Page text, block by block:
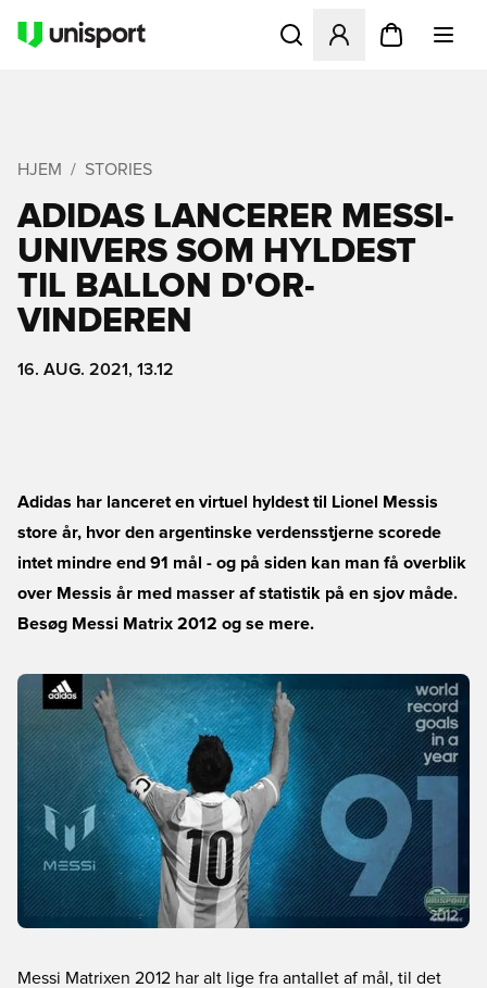
Åbner en Modal til at
HJEM STORIES
ADIDAS LANCERER MESSI-
UNIVERS SOM HYLDEST
TIL BALLON D'OR-
VINDEREN
16. AUG. 2021, 13.12
Adidas har lanceret en virtuel hyldest til Lionel Messis
store år, hvor den argentinske verdensstjerne scorede
intet mindre end 91 mål - og på siden kan man få overblik
over Messis år med masser af statistik på en sjov måde.
Besøg Messi Matrix 2012 og se mere.
Messi Matrixen 2012 har alt lige fra antallet af mål, til det